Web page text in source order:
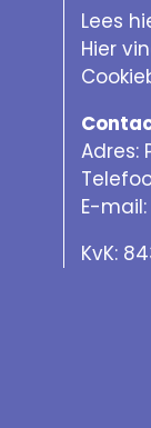
Lees
Hier
Adres:
E-mail:
KvK: